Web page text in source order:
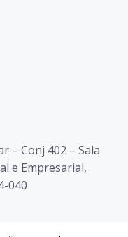
– Conj 402 – Sala
e Empresarial,
040